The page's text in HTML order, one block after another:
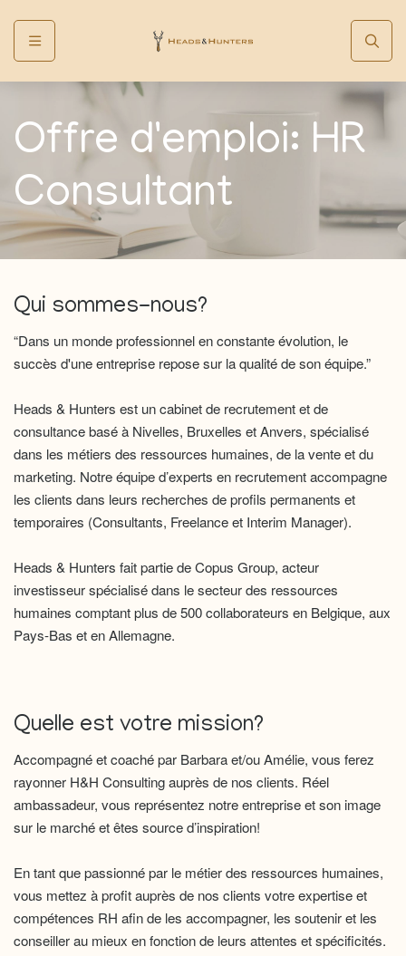
Menu
Offre d'emploi: HR
Consultant
Qui sommes-nous?
“Dans un monde professionnel en constante évolution, le
succès d'une entreprise repose sur la qualité de son équipe.”
Heads & Hunters est un cabinet de recrutement et de
consultance basé à Nivelles, Bruxelles et Anvers, spécialisé
dans les métiers des ressources humaines, de la vente et du
marketing. Notre équipe d’experts en recrutement accompagne
les clients dans leurs recherches de profils permanents et
temporaires (Consultants, Freelance et Interim Manager).
Heads & Hunters fait partie de Copus Group, acteur
investisseur spécialisé dans le secteur des ressources
humaines comptant plus de 500 collaborateurs en Belgique, aux
Pays-Bas et en Allemagne.
Quelle est votre mission?
Accompagné et coaché par Barbara et/ou Amélie, vous ferez
rayonner H&H Consulting auprès de nos clients. Réel
ambassadeur, vous représentez notre entreprise et son image
sur le marché et êtes source d’inspiration!
En tant que passionné par le métier des ressources humaines,
vous mettez à profit auprès de nos clients votre expertise et
compétences RH afin de les accompagner, les soutenir et les
conseiller au mieux en fonction de leurs attentes et spécificités.